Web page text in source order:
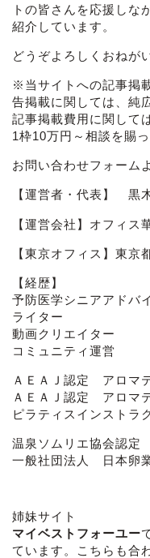
トの皆さんを応援しな
紹介しています。
どうぞよろしくおねが
※当サイトへの記事掲
告掲載に関しては、純
記事掲載費用に関して
1枠10万円～相談を賜っ
お問い合わせフォーム
【運営者・代表】 黒
【運営会社】オフィス
【東京オフィス】東京
【経歴】
予防医学シニアアドバ
ライター
動画クリエイター
コミュニティ運営
ＡＥＡＪ認定 アロマ
ＡＥＡＪ認定 アロマ
ピラティスインストラ
温泉ソムリエ協会認定
一般社団法人 日本卵
姉妹サイト
マイベストフォーユー
ています。こちらも合